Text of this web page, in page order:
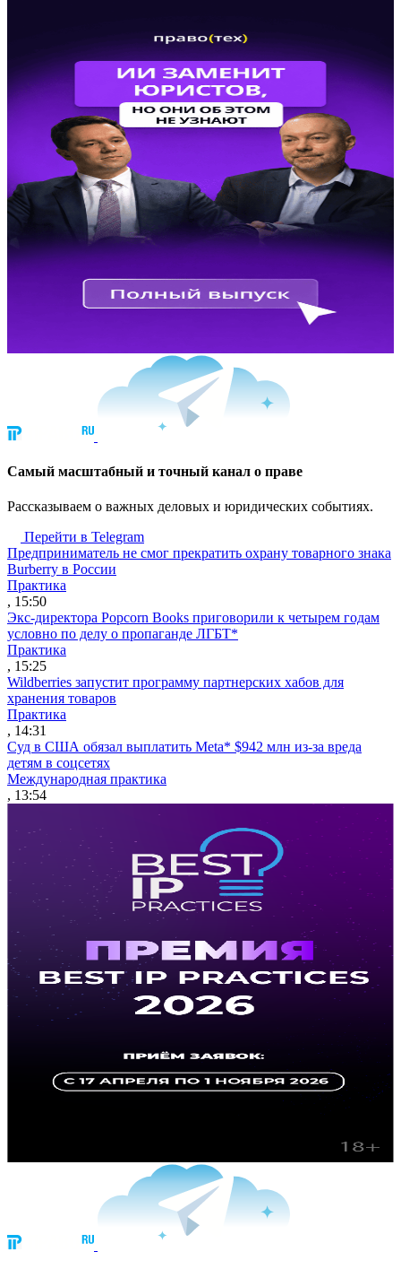
Cамый масштабный и точный канал о праве
Рассказываем о важных деловых и юридических событиях.
Перейти в Telegram
Предприниматель не смог прекратить охрану товарного знака
Burberry в России
Практика
, 15:50
Экс-директора Popcorn Books приговорили к четырем годам
условно по делу о пропаганде ЛГБТ*
Практика
, 15:25
Wildberries запустит программу партнерских хабов для
хранения товаров
Практика
, 14:31
Суд в США обязал выплатить Meta* $942 млн из-за вреда
детям в соцсетях
Международная практика
, 13:54